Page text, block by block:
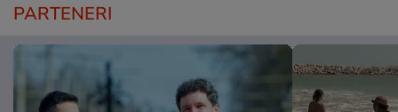
PARTENERI